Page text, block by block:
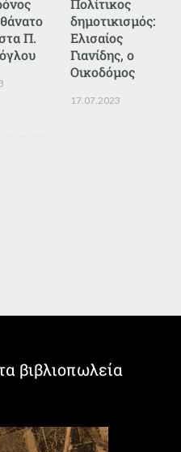
Π.
δημοτικισμός:
Ελισαίος
Γιανίδης, ο
Οικοδόμος
17.07.2023
βιβλιοπωλεία